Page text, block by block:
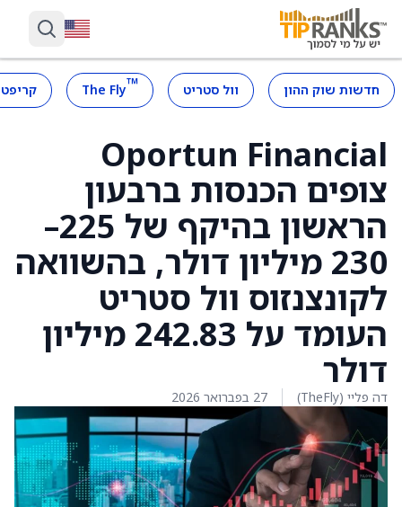
חדשות שוק ההון וול סטריט ™
The Fly
‏Oportun Financial
צופים הכנסות ברבעון
הראשון בהיקף של 225–
230 מיליון דולר, בהשוואה
לקונצנזוס וול סטריט
העומד על 242.83 מיליון
דולר
דה פליי (TheFly) 27 בפברואר 2026